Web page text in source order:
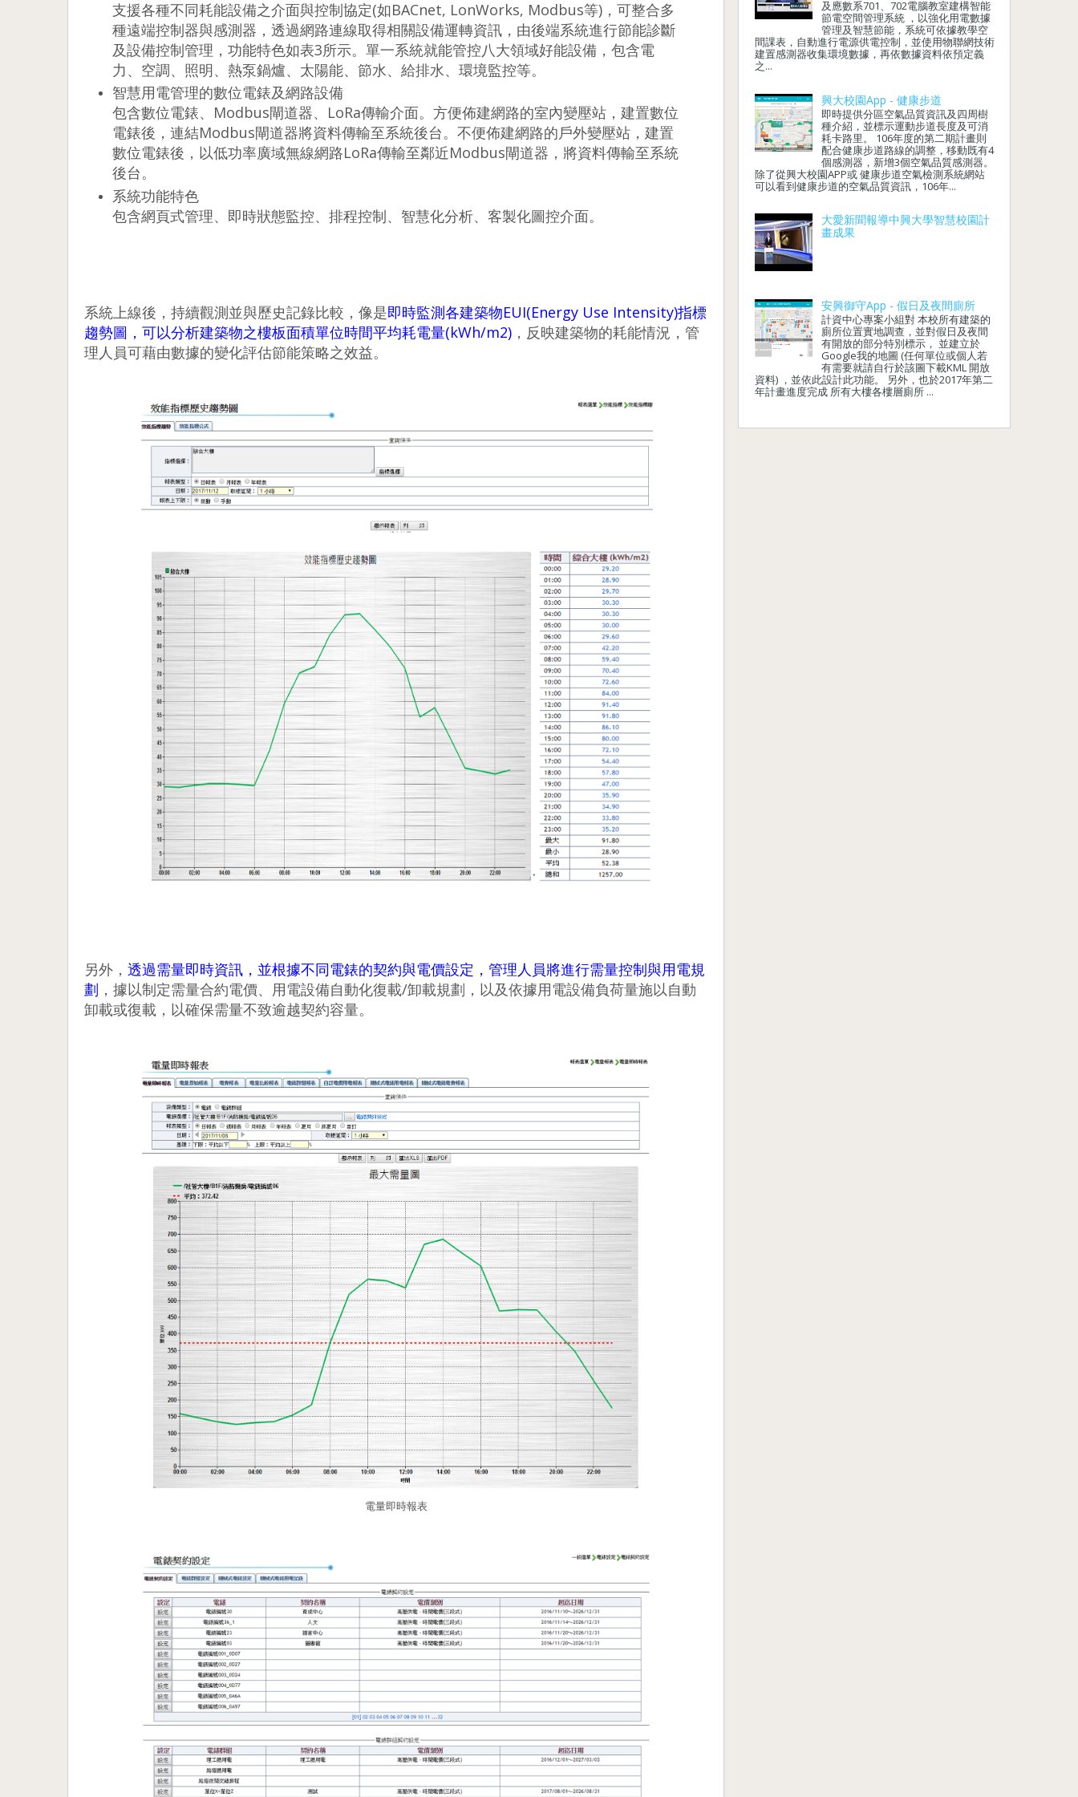
支援各種不同耗能設備之介面與控制協定(如BACnet, LonWorks, Modbus等)，可整合多
種遠端控制器與感測器，透過網路連線取得相關設備運轉資訊，由後端系統進行節能診斷
及設備控制管理，功能特色如表3所示。單一系統就能管控八大領域好能設備，包含電
力、空調、照明、熱泵鍋爐、太陽能、節水、給排水、環境監控等。
智慧用電管理的數位電錶及網路設備
包含數位電錶、Modbus閘道器、LoRa傳輸介面。方便佈建網路的室內變壓站，建置數位
電錶後，連結Modbus閘道器將資料傳輸至系統後台。不便佈建網路的戶外變壓站，建置
數位電錶後，以低功率廣域無線網路LoRa傳輸至鄰近Modbus閘道器，將資料傳輸至系統
後台。
系統功能特色
包含網頁式管理、即時狀態監控、排程控制、智慧化分析、客製化圖控介面。
系統上線後，持續觀測並與歷史記錄比較，像是即時監測各建築物EUI(Energy Use Intensity)指標
趨勢圖，可以分析建築物之樓板面積單位時間平均耗電量(kWh/m2) ，反映建築物的耗能情況，管
理人員可藉由數據的變化評估節能策略之效益。
另外， 透過需量即時資訊，並根據不同電錶的契約與電價設定，管理人員將進行需量控制與用電規
劃 ，據以制定需量合約電價、用電設備自動化復載/卸載規劃，以及依據用電設備負荷量施以自動
卸載或復載，以確保需量不致逾越契約容量。
電量即時報表
及應數系701、702電腦教室建構智能
節電空間管理系統 ，以強化用電數據
管理及智慧節能，系統可依據教學空
間課表，自動進行電源供電控制，並使用物聯網技術
建置感測器收集環境數據，再依數據資料依預定義
之...
興大校園App - 健康步道
即時提供分區空氣品質資訊及四周樹
種介紹，並標示運動步道長度及可消
耗卡路里。 106年度的第二期計畫則
配合健康步道路線的調整，移動既有4
個感測器，新增3個空氣品質感測器。
除了從興大校園APP或 健康步道空氣檢測系統網站
可以看到健康步道的空氣品質資訊，106年...
大愛新聞報導中興大學智慧校園計
畫成果
安興御守App - 假日及夜間廁所
計資中心專案小組對 本校所有建築的
廁所位置實地調查，並對假日及夜間
有開放的部分特別標示， 並建立於
Google我的地圖 (任何單位或個人若
有需要就請自行於該圖下載KML 開放
資料) ，並依此設計此功能。 另外，也於2017年第二
年計畫進度完成 所有大樓各樓層廁所 ...